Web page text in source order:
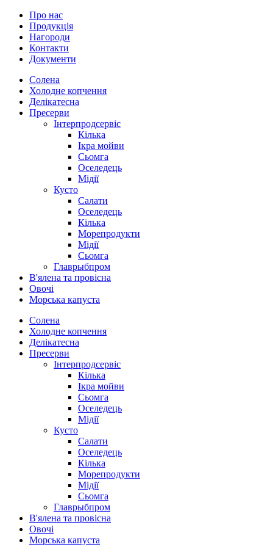
Про нас
Продукція
Нагороди
Контакти
Документи
Солена
Холодне копчення
Делікатесна
Пресерви
Інтерпродсервіс
Кілька
Ікра мойви
Сьомга
Оселедець
Мідії
Кусто
Салати
Оселедець
Кілька
Морепродукти
Мідії
Сьомга
Главрыбпром
В'ялена та провісна
Овочі
Морська капуста
Солена
Холодне копчення
Делікатесна
Пресерви
Інтерпродсервіс
Кілька
Ікра мойви
Сьомга
Оселедець
Мідії
Кусто
Салати
Оселедець
Кілька
Морепродукти
Мідії
Сьомга
Главрыбпром
В'ялена та провісна
Овочі
Морська капуста